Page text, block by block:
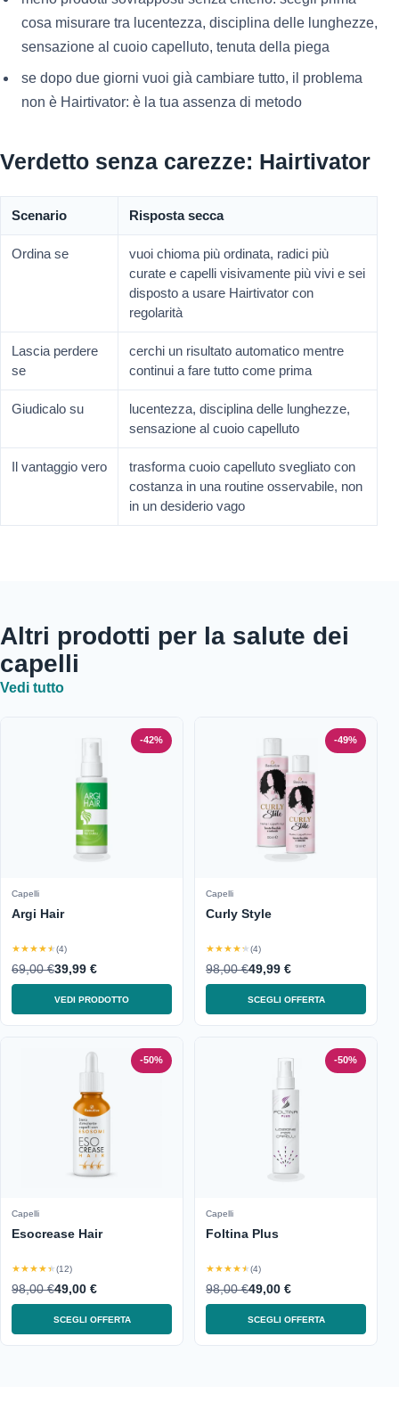
cosa misurare tra lucentezza, disciplina delle lunghezze,
sensazione al cuoio capelluto, tenuta della piega
se dopo due giorni vuoi già cambiare tutto, il problema
non è Hairtivator: è la tua assenza di metodo
Verdetto senza carezze: Hairtivator
Scenario Risposta secca
Ordina se
vuoi chioma più ordinata, radici più
curate e capelli visivamente più vivi e sei
disposto a usare Hairtivator con
regolarità
Lascia perdere
se
cerchi un risultato automatico mentre
continui a fare tutto come prima
Giudicalo su
lucentezza, disciplina delle lunghezze,
sensazione al cuoio capelluto
Il vantaggio vero
trasforma cuoio capelluto svegliato con
costanza in una routine osservabile, non
in un desiderio vago
Altri prodotti per la salute dei
capelli
Vedi tutto
-42%
Capelli
Argi Hair
★★★★★(4)
69,00 €39,99 €
VEDI PRODOTTO
-49%
Capelli
Curly Style
★★★★★(4)
98,00 €49,99 €
SCEGLI OFFERTA
-50%
Capelli
Esocrease Hair
★★★★★(12)
98,00 €49,00 €
SCEGLI OFFERTA
-50%
Capelli
Foltina Plus
★★★★★(4)
98,00 €49,00 €
SCEGLI OFFERTA